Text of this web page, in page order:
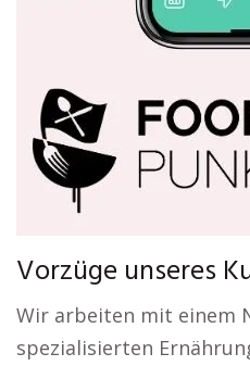
Vorzüge unseres
Wir arbeiten mit einem
spezialisierten